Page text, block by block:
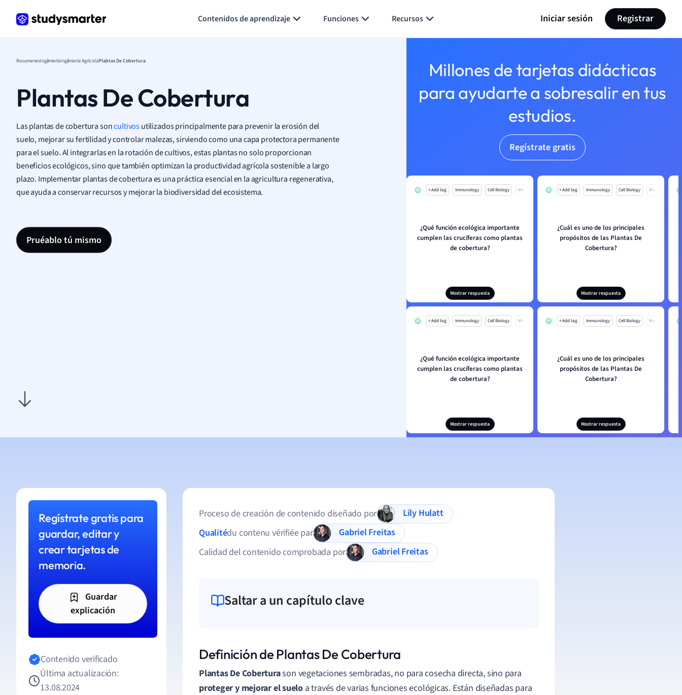
Contenidos de aprendizaje Funciones Recursos Iniciar sesión Registrar
ResumenesIngenieríaIngeniería AgrícolaPlantas De Cobertura
Plantas De Cobertura
Las plantas de cobertura soncultivosutilizados principalmente para prevenir la erosión del
suelo, mejorar su fertilidad y controlar malezas, sirviendo como una capa protectora permanente
para el suelo. Al integrarlas en la rotación de cultivos, estas plantas no solo proporcionan
beneficios ecológicos, sino que también optimizan la productividad agrícola sostenible a largo
plazo. Implementar plantas de cobertura es una práctica esencial en la agricultura regenerativa,
que ayuda a conservar recursos y mejorar la biodiversidad del ecosistema.
Pruéablo tú mismo
Millones de tarjetas didácticas
para ayudarte a sobresalir en tus
estudios.
Regístrate gratis
+ Add tag Immunology Cell Biology Mo
¿Qué función ecológica importante
cumplen las crucíferas como plantas
de cobertura?
Mostrar respuesta
+ Add tag Immunology Cell Biology Mo
¿Cuál es uno de los principales
propósitos de las Plantas De
Cobertura?
Mostrar respuesta
+ Add tag Immunology Cell Biology Mo
¿Qué función ecológica importante
cumplen las crucíferas como plantas
de cobertura?
Mostrar respuesta
+ Add tag Immunology Cell Biology Mo
¿Cuál es uno de los principales
propósitos de las Plantas De
Cobertura?
Mostrar respuesta
Regístrate gratis para
guardar, editar y
crear tarjetas de
memoria.
Guardar
explicación
Contenido verificado
Última actualización:
13.08.2024
Proceso de creación de contenido diseñado por
Lily Hulatt
Qualitédu contenu vérifiée par
Gabriel Freitas
Calidad del contenido comprobada por
Gabriel Freitas
Saltar a un capítulo clave
Definición de Plantas De Cobertura
Plantas De Coberturason vegetaciones sembradas, no para cosecha directa, sino para
proteger y mejorar el suelo a través de varias funciones ecológicas. Están diseñadas para